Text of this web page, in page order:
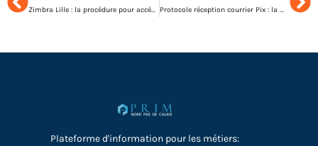
Zimbra Lille : la procédure pour accéder rapidement au webmail universitaire Protocole réception courrier Pix : la méthode pour réussir la certification
Plateforme d'information pour les métiers: